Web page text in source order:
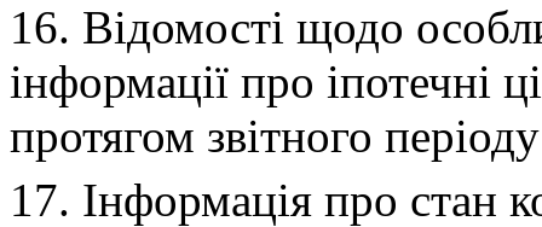
16. Відомості щодо
інформації про іпотечні
протягом звітного періоду
17. Інформація про стан